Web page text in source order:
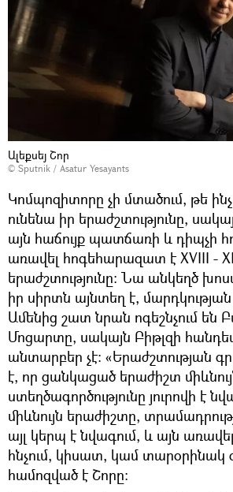
Ալեքսեյ Շոր
© Sputnik / Asatur Yesayants
Կոմպոզիտորը չի մտածում, թե
ունենա իր երաժշտությունը,
այն հաճույք պատճառի և դիպչի
առավել հոգեհարազատ է XVIII -
երաժշտությունը։ Նա անկեղծ
իր սիրտն այնտեղ է, մարդկության
Ամենից շատ նրան ոգեշնչում են
Մոցարտը, սակայն Բիթլզի
անտարբեր չէ։ «Երաժշտության
է, որ ցանկացած երաժիշտ
ստեղծագործությունը յուրովի է
միևնույն երաժիշտը,
այլ կերպ է նվագում, և այն
հնչում, կիսատ, կամ տարօրինակ
համոզված է Շորը։